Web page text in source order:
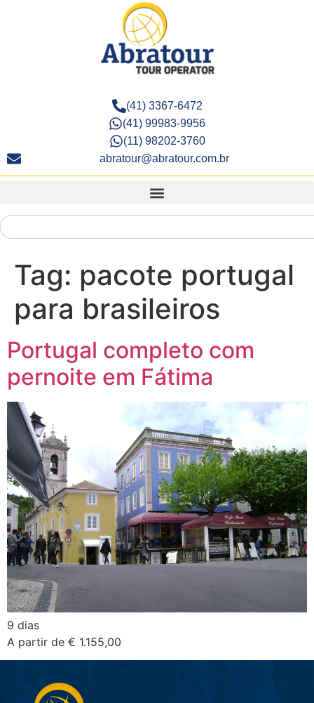
(41) 3367-6472
(41) 99983-9956
(11) 98202-3760
abratour@abratour.com.br
Tag: pacote portugal
para brasileiros
Portugal completo com
pernoite em Fátima
9 dias
A partir de € 1.155,00